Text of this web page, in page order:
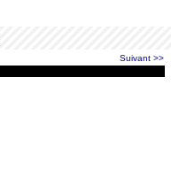
Suivant >>